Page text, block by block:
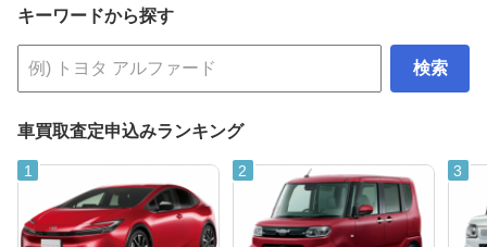
キーワードから探す
検索
車買取査定申込みランキング